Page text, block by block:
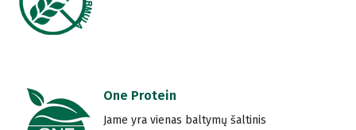
One Protein
Jame yra vienas baltymų šaltinis